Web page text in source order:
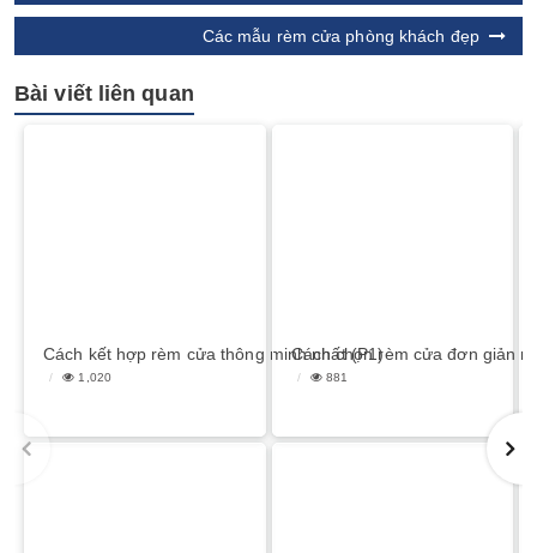
Các mẫu rèm cửa phòng khách đẹp
Bài viết liên quan
Cách kết hợp rèm cửa thông minh nhất (P1)
1,020
Cách chọn rèm cửa đơn giản
881